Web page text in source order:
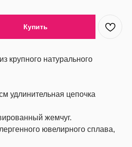
Купить
крупного натурального
удлинительная цепочка
жемчуг.
ювелирного сплава,